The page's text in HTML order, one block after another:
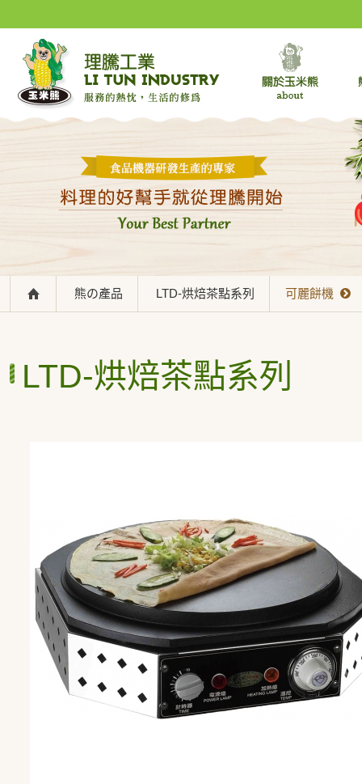
熊の產品 LTD-烘焙茶點系列 可麗餅機
LTD-烘焙茶點系列